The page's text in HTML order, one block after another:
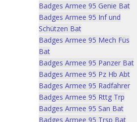
Badges Armee 95 Genie Bat
Badges Armee 95 Inf und
Schützen Bat
Badges Armee 95 Mech Füs
Bat
Badges Armee 95 Panzer Bat
Badges Armee 95 Pz Hb Abt
Badges Armee 95 Radfahrer
Badges Armee 95 Rttg Trp
Badges Armee 95 San Bat
Badges Armee 95 Trsp Bat